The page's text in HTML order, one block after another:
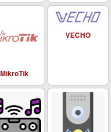
VECHO
MikroTik